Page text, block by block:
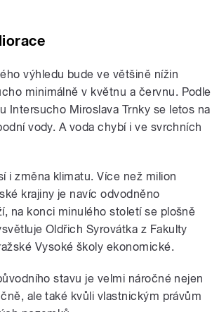
výhledu bude ve většině nížin
minimálně v květnu a červnu. Podle
Intersucho Miroslava Trnky se letos na
vody. A voda chybí i ve svrchních
i změna klimatu. Více než milion
krajiny je navíc odvodněno
na konci minulého století se plošně
Oldřich Syrovátka z Fakulty
Vysoké školy ekonomické.
stavu je velmi náročné nejen
ale také kvůli vlastnickým právům